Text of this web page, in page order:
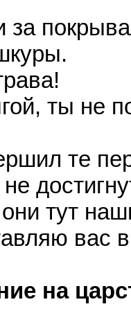
за
ты не
те
они тут
вас
на